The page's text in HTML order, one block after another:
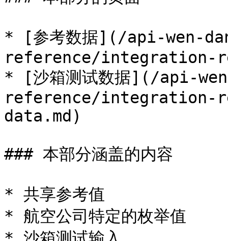
* [参考数据](/api-wen-
reference/integration-
* [沙箱测试数据](/api-
reference/integration-
data.md)
### 本部分涵盖的内容
* 共享参考值
* 航空公司特定的枚举值